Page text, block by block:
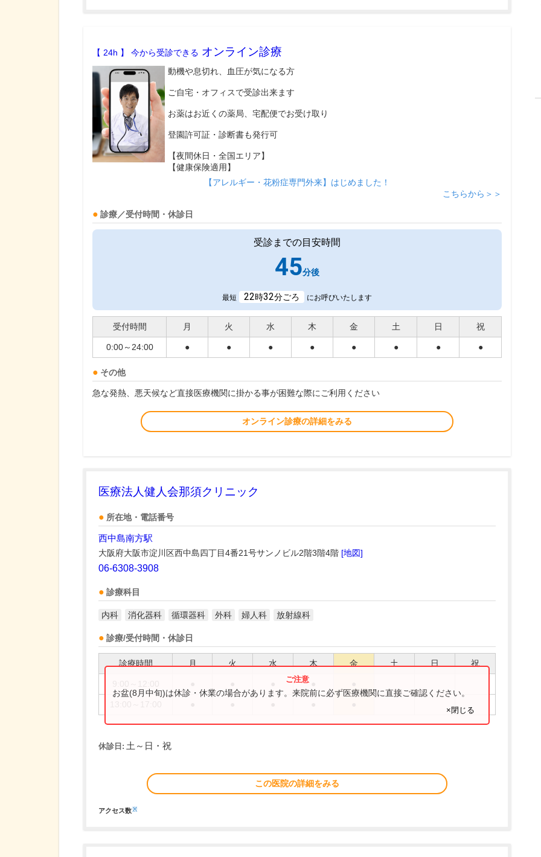
【 24h 】 今から受診できる オンライン診療
動機や息切れ、血圧が気になる方
ご自宅・オフィスで受診出来ます
お薬はお近くの薬局、宅配便でお受け取り
登園許可証・診断書も発行可
【夜間休日・全国エリア】
【健康保険適用】
【アレルギー・花粉症専門外来】はじめました！
こちらから＞＞
診療／受付時間・休診日
受診までの目安時間
45分後
最短 22時32分ごろ にお呼びいたします
受付時間 月 火 水 木 金 土 日 祝
0:00～24:00 ● ● ● ● ● ● ● ●
その他
急な発熱、悪天候など直接医療機関に掛かる事が困難な際にご利用ください
オンライン診療の詳細をみる
医療法人健人会那須クリニック
所在地・電話番号
西中島南方駅
大阪府大阪市淀川区西中島四丁目4番21号サンノビル2階3階4階 [地図]
06-6308-3908
診療科目
内科 消化器科 循環器科 外科 婦人科 放射線科
診療/受付時間・休診日
診療時間 月 火 水 木 金 土 日 祝
お盆(8月中旬)は休診・休業の場合があります。来院前に必ず医療機関に直接ご確認ください。
×閉じる
休診日: 土～日・祝
この医院の詳細をみる
アクセス数※